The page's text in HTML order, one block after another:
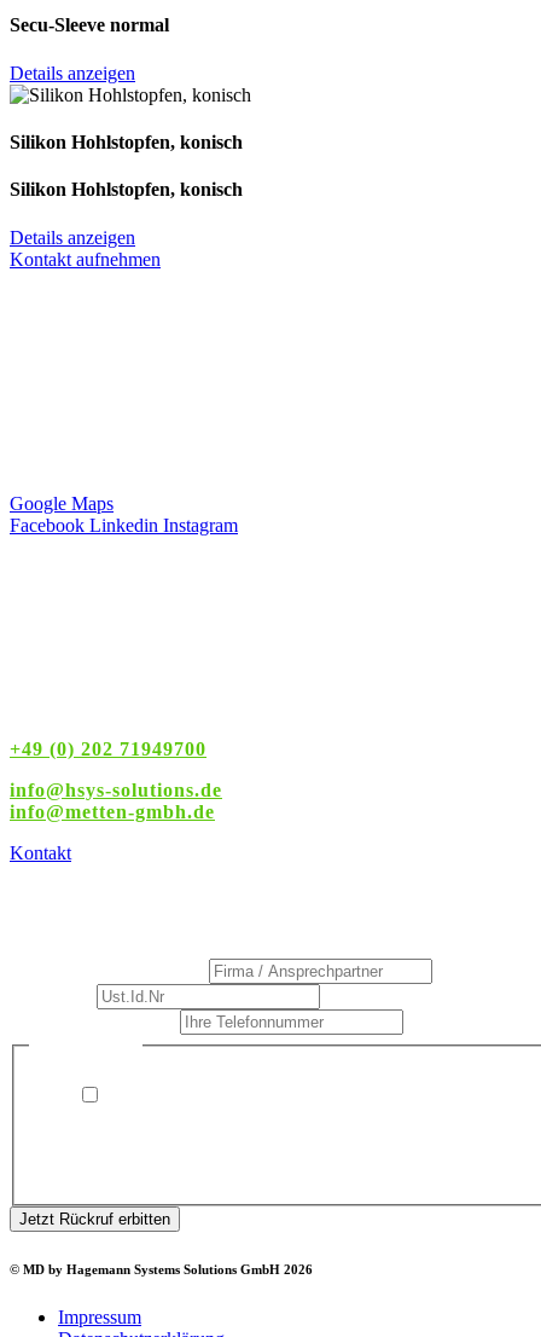
Secu-Sleeve normal
Details anzeigen
Silikon Hohl­stopfen, konisch
Silikon Hohl­stopfen, konisch
Details anzeigen
Kontakt aufnehmen
Google Maps
Facebook Linkedin Instagram
+49 (0) 202 71949700
info@hsys-solutions.de
info@metten-gmbh.de
Kontakt
Firma
Telefonnummer
Jetzt Rückruf erbitten
© MD by Hagemann Systems Solutions GmbH 2026
Impressum